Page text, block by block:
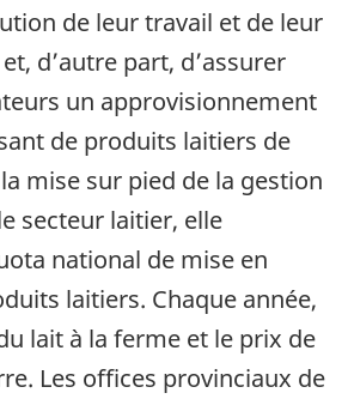
de leur travail et de leur
d’autre part, d’assurer
un approvisionnement
de produits laitiers de
mise sur pied de la gestion
secteur laitier, elle
national de mise en
laitiers. Chaque année,
lait à la ferme et le prix de
Les offices provinciaux de